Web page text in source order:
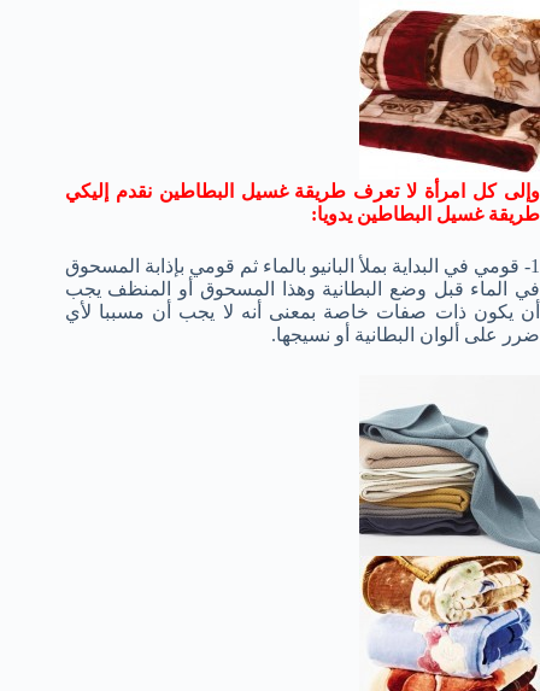
وإلى كل امرأة لا تعرف طريقة غسيل البطاطين نقدم إليكي
طريقة غسيل البطاطين يدويا:
1- قومي في البداية بملأ البانيو بالماء ثم قومي بإذابة المسحوق
في الماء قبل وضع البطانية وهذا المسحوق أو المنظف يجب
أن يكون ذات صفات خاصة بمعنى أنه لا يجب أن مسببا لأي
ضرر على ألوان البطانية أو نسيجها.